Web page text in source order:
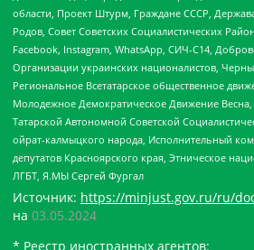
области, Проект Штурм, Граждане СССР,
Родов, Совет Советских Социалистических
Facebook, Instagram, WhatsApp, СИЧ-С14,
Организации украинских националистов,
Региональное Всетатарское общественное
Молодежное Демократическое Движение
Татарской Автономной Советской
ойрат-калмыцкого народа, Исполнительный
депутатов Красноярского края, Этническое
ЛГБТ, Я.МЫ Сергей Фургал
Источник: https://minjust.gov.ru/ru/
на 03.05.2024
* Реестр иностранных агентов: